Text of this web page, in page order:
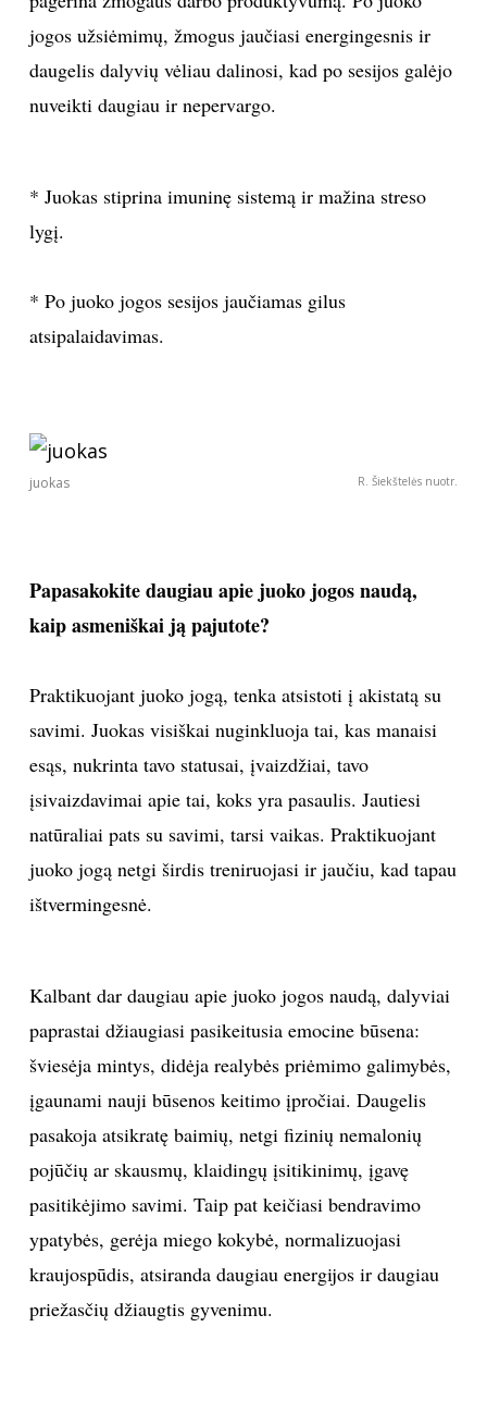
jogos užsiėmimų, žmogus jaučiasi energingesnis ir
daugelis dalyvių vėliau dalinosi, kad po sesijos galėjo
nuveikti daugiau ir nepervargo.
* Juokas stiprina imuninę sistemą ir mažina streso
lygį.
* Po juoko jogos sesijos jaučiamas gilus
atsipalaidavimas.
juokas R. Šiekštelės nuotr.
Papasakokite daugiau apie juoko jogos naudą,
kaip asmeniškai ją pajutote?
Praktikuojant juoko jogą, tenka atsistoti į akistatą su
savimi. Juokas visiškai nuginkluoja tai, kas manaisi
esąs, nukrinta tavo statusai, įvaizdžiai, tavo
įsivaizdavimai apie tai, koks yra pasaulis. Jautiesi
natūraliai pats su savimi, tarsi vaikas. Praktikuojant
juoko jogą netgi širdis treniruojasi ir jaučiu, kad tapau
ištvermingesnė.
Kalbant dar daugiau apie juoko jogos naudą, dalyviai
paprastai džiaugiasi pasikeitusia emocine būsena:
šviesėja mintys, didėja realybės priėmimo galimybės,
įgaunami nauji būsenos keitimo įpročiai. Daugelis
pasakoja atsikratę baimių, netgi fizinių nemalonių
pojūčių ar skausmų, klaidingų įsitikinimų, įgavę
pasitikėjimo savimi. Taip pat keičiasi bendravimo
ypatybės, gerėja miego kokybė, normalizuojasi
kraujospūdis, atsiranda daugiau energijos ir daugiau
priežasčių džiaugtis gyvenimu.